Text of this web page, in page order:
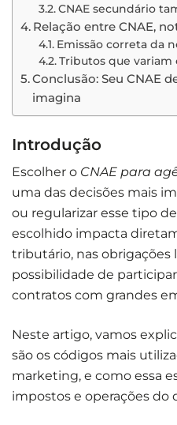
CNAE secundário
Relação entre CNAE,
Emissão correta da
Tributos que variam
Conclusão: Seu CNAE
imagina
Introdução
Escolher o CNAE para
uma das decisões mais
ou regularizar esse tipo
escolhido impacta
tributário, nas obrigações
possibilidade de
contratos com grandes
Neste artigo, vamos
são os códigos mais
marketing, e como essa
impostos e operações do